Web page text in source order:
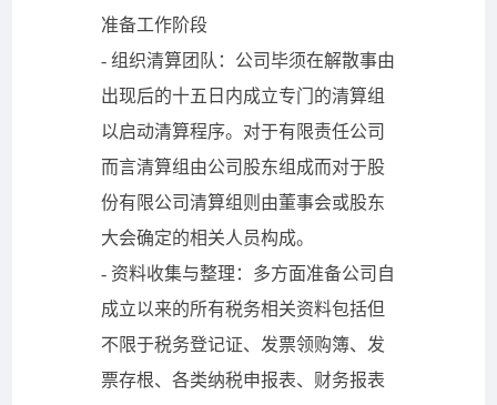
准备工作阶段
- 组织清算团队：公司毕须在解散事由
出现后的十五日内成立专门的清算组
以启动清算程序。对于有限责任公司
而言清算组由公司股东组成而对于股
份有限公司清算组则由董事会或股东
大会确定的相关人员构成。
- 资料收集与整理：多方面准备公司自
成立以来的所有税务相关资料包括但
不限于税务登记证、发票领购簿、发
票存根、各类纳税申报表、财务报表